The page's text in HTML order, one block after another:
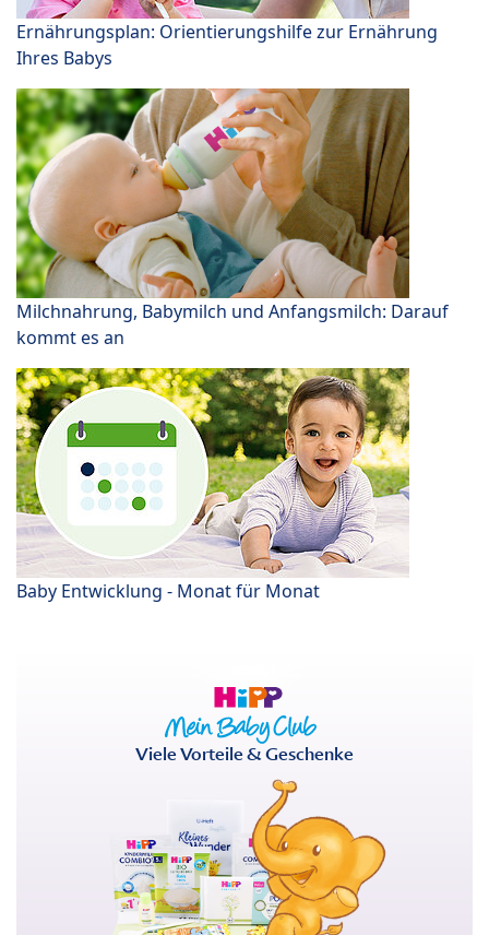
Ernährungsplan: Orientierungshilfe zur Ernährung
Ihres Babys
Milchnahrung, Babymilch und Anfangsmilch: Darauf
kommt es an
Baby Entwicklung - Monat für Monat
Viele Vorteile & Geschenke